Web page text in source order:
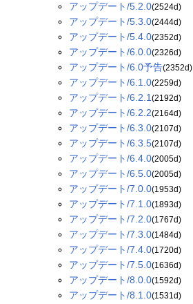
アップデート/5.2.0(2524d)
アップデート/5.3.0(2444d)
アップデート/5.4.0(2352d)
アップデート/6.0.0(2326d)
アップデート/6.0予告(2352d)
アップデート/6.1.0(2259d)
アップデート/6.2.1 (2192d)
アップデート/6.2.2(2164d)
アップデート/6.3.0(2107d)
アップデート/6.3.5(2107d)
アップデート/6.4.0(2005d)
アップデート/6.5.0(2005d)
アップデート/7.0.0(1953d)
アップデート/7.1.0(1893d)
アップデート/7.2.0(1767d)
アップデート/7.3.0(1484d)
アップデート/7.4.0(1720d)
アップデート/7.5.0(1636d)
アップデート/8.0.0(1592d)
アップデート/8.1.0(1531d)